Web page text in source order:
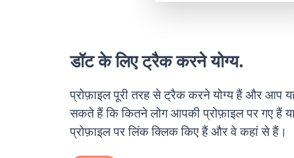
डॉट के लिए ट्रैक करने योग्य.
प्रोफ़ाइल पूरी तरह से ट्रैक करने योग्य हैं और आप
सकते हैं कि कितने लोग आपकी प्रोफ़ाइल पर गए हैं
प्रोफ़ाइल पर लिंक क्लिक किए हैं और वे कहां से हैं।